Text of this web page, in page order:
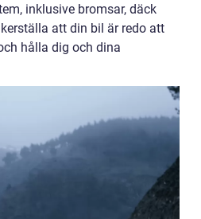
inklusive bromsar, däck
att din bil är redo att
hålla dig och dina